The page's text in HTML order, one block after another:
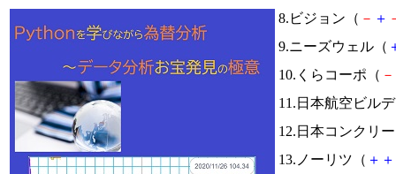
8.ビジョン（ － ＋
9.ニーズウェル（
10.くらコーポ（ －
11.日本航空ビル
12.日本コンクリ
13.ノーリツ（ ＋ ＋